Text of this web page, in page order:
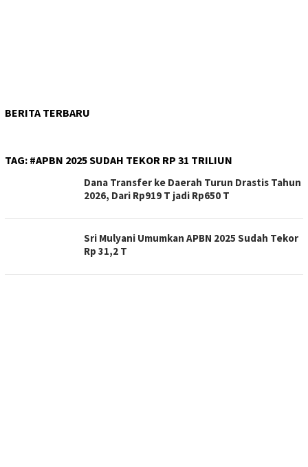
BERITA TERBARU
TAG: #APBN 2025 SUDAH TEKOR RP 31 TRILIUN
Dana Transfer ke Daerah Turun Drastis Tahun
2026, Dari Rp919 T jadi Rp650 T
Sri Mulyani Umumkan APBN 2025 Sudah Tekor
Rp 31,2 T